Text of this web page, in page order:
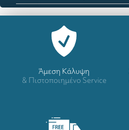
Άμεση Κάλυψη
& Πιστοποιημένο Service